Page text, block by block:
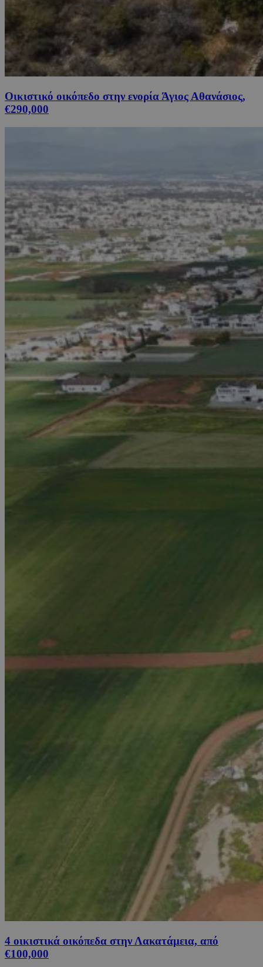
Οικιστικό οικόπεδο στην ενορία Άγιος Αθανάσιος,
€290,000
4 οικιστικά οικόπεδα στην Λακατάμεια, από
€100,000